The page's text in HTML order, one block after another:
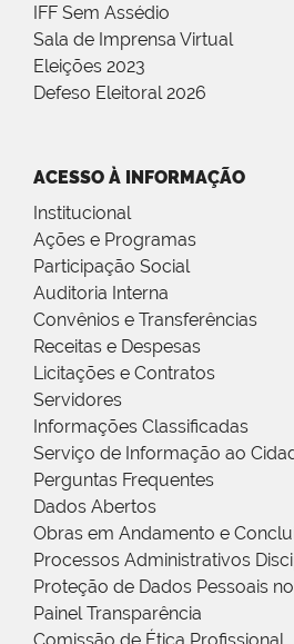
IFF Sem Assédio
Sala de Imprensa Virtual
Eleições 2023
Defeso Eleitoral 2026
ACESSO À INFORMAÇÃO
Institucional
Ações e Programas
Participação Social
Auditoria Interna
Convênios e Transferências
Receitas e Despesas
Licitações e Contratos
Servidores
Informações Classificadas
Serviço de Informação ao
Perguntas Frequentes
Dados Abertos
Obras em Andamento e
Processos Administrativos
Proteção de Dados Pessoais
Painel Transparência